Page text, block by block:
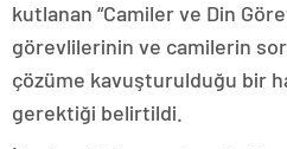
kutlanan “Camiler ve Din
görevlilerinin ve camilerin
çözüme kavuşturulduğu bir
gerektiği belirtildi.